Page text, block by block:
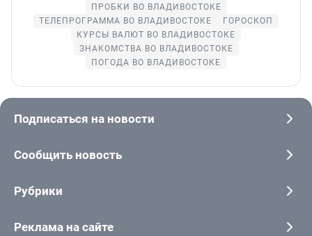
ПРОБКИ ВО ВЛАДИВОСТОКЕ
ТЕЛЕПРОГРАММА ВО ВЛАДИВОСТОКЕ
ГОРОСКОП
КУРСЫ ВАЛЮТ ВО ВЛАДИВОСТОКЕ
ЗНАКОМСТВА ВО ВЛАДИВОСТОКЕ
ПОГОДА ВО ВЛАДИВОСТОКЕ
Подписаться на новости
Сообщить новость
Рубрики
Реклама на сайте